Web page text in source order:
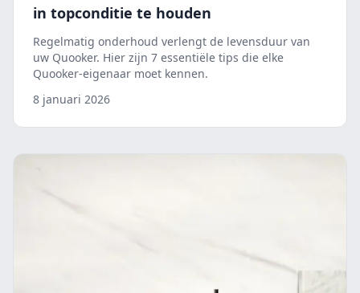
in topconditie te houden
Regelmatig onderhoud verlengt de levensduur van
uw Quooker. Hier zijn 7 essentiële tips die elke
Quooker-eigenaar moet kennen.
8 januari 2026